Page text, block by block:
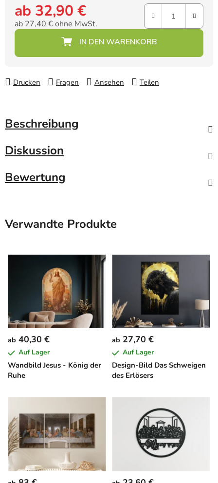
ab 32,90 €
ab 27,40 €ohne MwSt.
Verkaufspreis:
Drucken Fragen Ansehen Teilen
Beschreibung
Diskussion
Bewertung
Verwandte Produkte
Wandbild Jesus - König der
Ruhe
ab 40,30 €
Auf Lager
Design-Bild Das Schweigen
des Erlösers
ab 27,70 €
Auf Lager